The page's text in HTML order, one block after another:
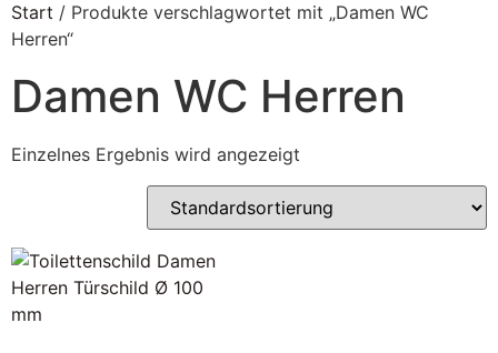
Start / Produkte verschlagwortet mit „Damen WC
Herren“
Damen WC Herren
Einzelnes Ergebnis wird angezeigt